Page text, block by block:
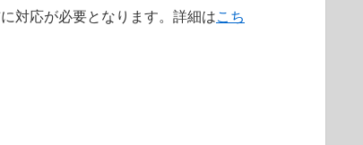
対応が必要となります。詳細はこち